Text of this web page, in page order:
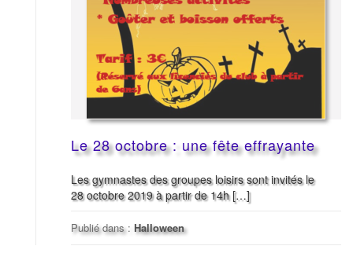
Le 28 octobre : une fête effrayante
Les gymnastes des groupes loisirs sont invités le
28 octobre 2019 à partir de 14h […]
Publié dans : Halloween